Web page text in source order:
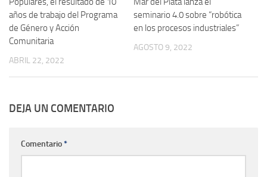
años de trabajo del Programa
de Género y Acción
Comunitaria
ABRIL 22, 2022
seminario 4.0 sobre “robótica
en los procesos industriales”
AGOSTO 9, 2022
DEJA UN COMENTARIO
Comentario*